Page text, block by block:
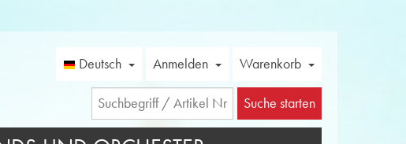
Deutsch Anmelden Warenkorb
Suche starten